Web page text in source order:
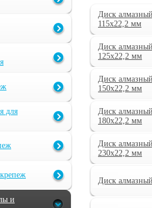
для
и
Диск
115х22,2 мм
Диск
125х22,2 мм
Диск
150х22,2 мм
Диск
180х22,2 мм
Диск
230х22,2 мм
Диск